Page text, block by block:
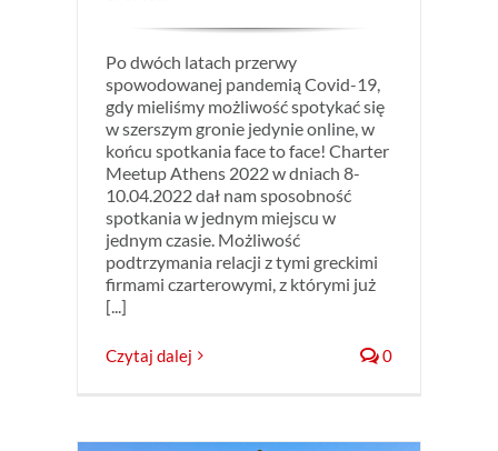
Po dwóch latach przerwy
spowodowanej pandemią Covid-19,
gdy mieliśmy możliwość spotykać się
w szerszym gronie jedynie online, w
końcu spotkania face to face! Charter
Meetup Athens 2022 w dniach 8-
10.04.2022 dał nam sposobność
spotkania w jednym miejscu w
jednym czasie. Możliwość
podtrzymania relacji z tymi greckimi
firmami czarterowymi, z którymi już
[...]
Czytaj dalej 0